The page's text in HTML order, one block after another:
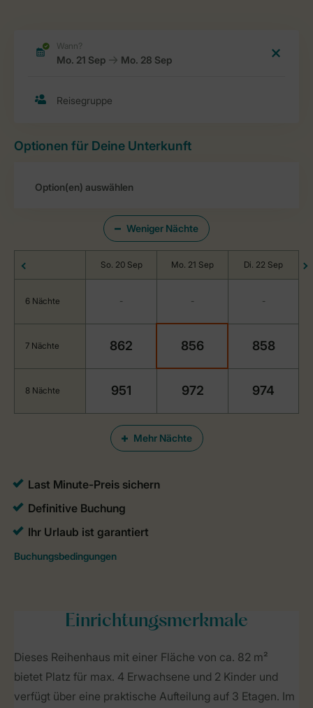
Optionen für Deine Unterkunft
Weniger Nächte
Mehr Nächte
So. 20 Sep Mo. 21 Sep Di. 22 Sep
6 Nächte - - -
7 Nächte 862 856 858
8 Nächte 951 972 974
Einrichtungsmerkmale
Dieses Reihenhaus mit einer Fläche von ca. 82 m²
bietet Platz für max. 4 Erwachsene und 2 Kinder und
verfügt über eine praktische Aufteilung auf 3 Etagen. Im